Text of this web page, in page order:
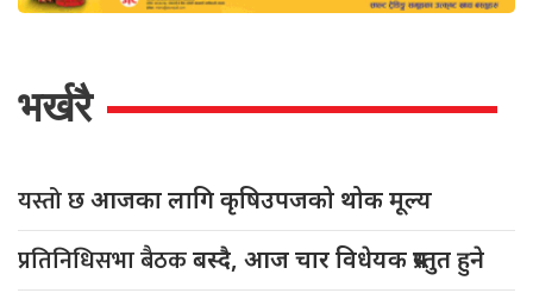
भर्खरै
यस्तो छआजका लागि कृषिउपजको थोक मूल्य
प्रतिनिधिसभा बैठकबस्दै, आज चार विधेयक प्रस्तुत हुने